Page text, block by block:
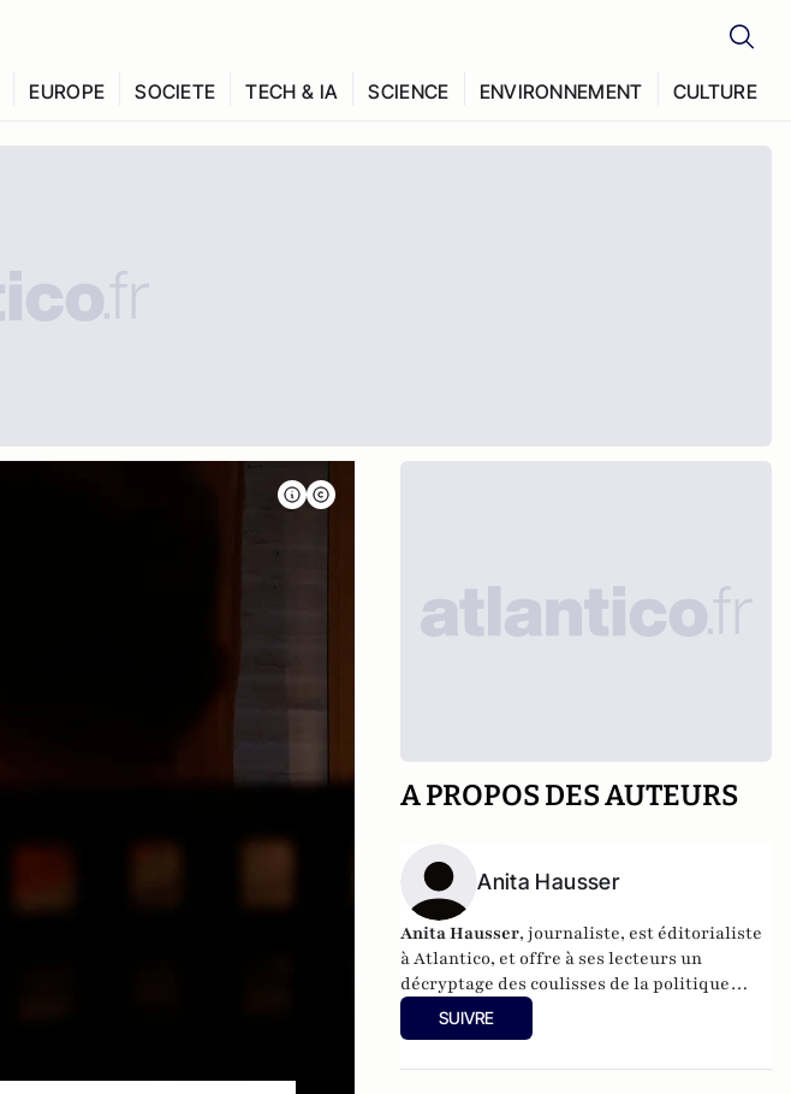
EUROPE SOCIETE TECH & IA SCIENCE ENVIRONNEMENT CULTURE
A PROPOS DES AUTEURS
Anita Hausser
Anita Hausser, journaliste, est éditorialiste
à Atlantico, et offre à ses lecteurs un
décryptage des coulisses de la politique
française et internationale. Elle a
notamment publié
SUIVRE